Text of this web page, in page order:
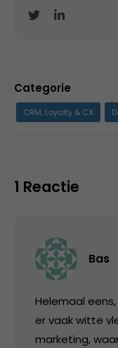
Categorie
CRM, Loyalty & CX
1 Reactie
Bas
Helemaal eens,
er vaak witte
marketing,